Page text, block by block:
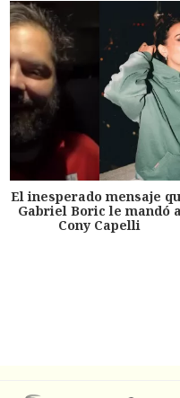
El inesperado mensaje
Gabriel Boric le mandó a
Cony Capelli